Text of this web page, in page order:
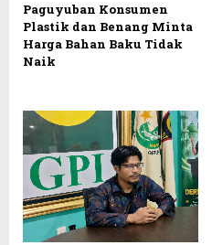
Paguyuban Konsumen
Plastik dan Benang Minta
Harga Bahan Baku Tidak
Naik